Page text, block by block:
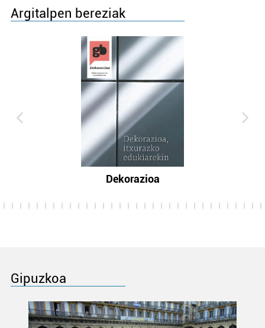
Argitalpen bereziak
Dekorazioa
Gipuzkoa